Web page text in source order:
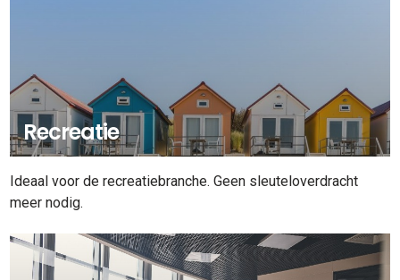
Recreatie
Ideaal voor de recreatiebranche. Geen sleuteloverdracht
meer nodig.